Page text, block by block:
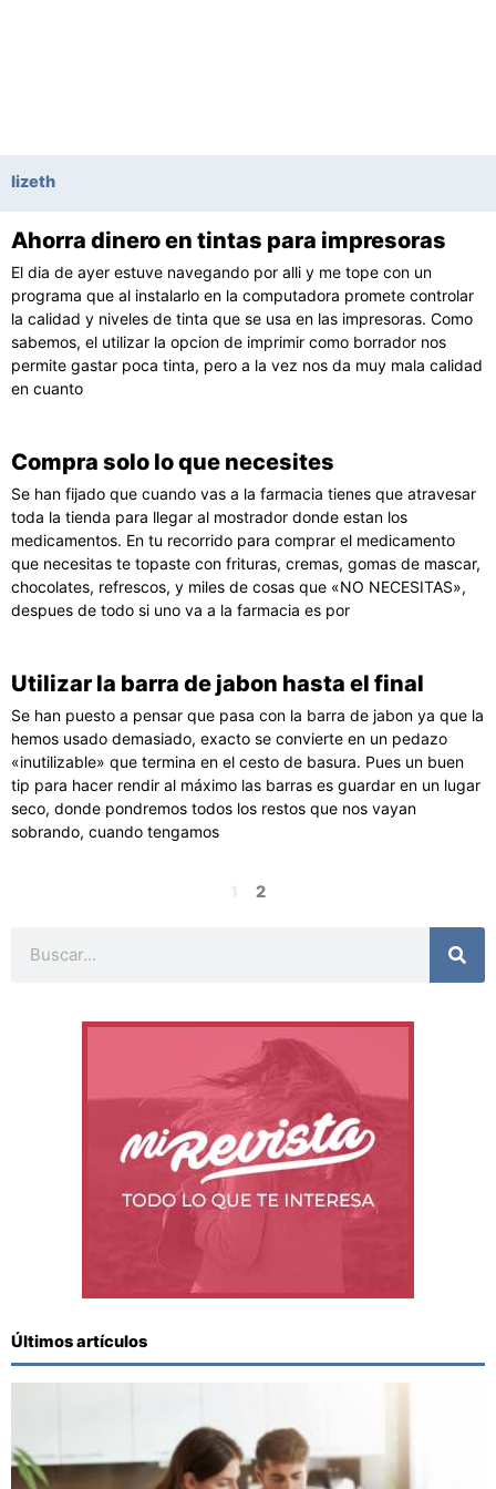
lizeth
Ahorra dinero en tintas para impresoras
El dia de ayer estuve navegando por alli y me tope con un
programa que al instalarlo en la computadora promete controlar
la calidad y niveles de tinta que se usa en las impresoras. Como
sabemos, el utilizar la opcion de imprimir como borrador nos
permite gastar poca tinta, pero a la vez nos da muy mala calidad
en cuanto
Compra solo lo que necesites
Se han fijado que cuando vas a la farmacia tienes que atravesar
toda la tienda para llegar al mostrador donde estan los
medicamentos. En tu recorrido para comprar el medicamento
que necesitas te topaste con frituras, cremas, gomas de mascar,
chocolates, refrescos, y miles de cosas que «NO NECESITAS»,
despues de todo si uno va a la farmacia es por
Utilizar la barra de jabon hasta el final
Se han puesto a pensar que pasa con la barra de jabon ya que la
hemos usado demasiado, exacto se convierte en un pedazo
«inutilizable» que termina en el cesto de basura. Pues un buen
tip para hacer rendir al máximo las barras es guardar en un lugar
seco, donde pondremos todos los restos que nos vayan
sobrando, cuando tengamos
PáginaPágina
2
Últimos artículos